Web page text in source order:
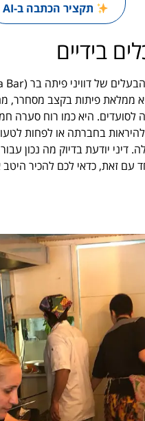
תקציר הכתבה ב-AI
בידיים
ממלאת פיתות בקצב מסחרר,
לסועדים. היא כמו רוח סערה
בחברתה או לפחות
דיני יודעת בדיוק מה נכון
עם זאת, כדאי לכם להכיר